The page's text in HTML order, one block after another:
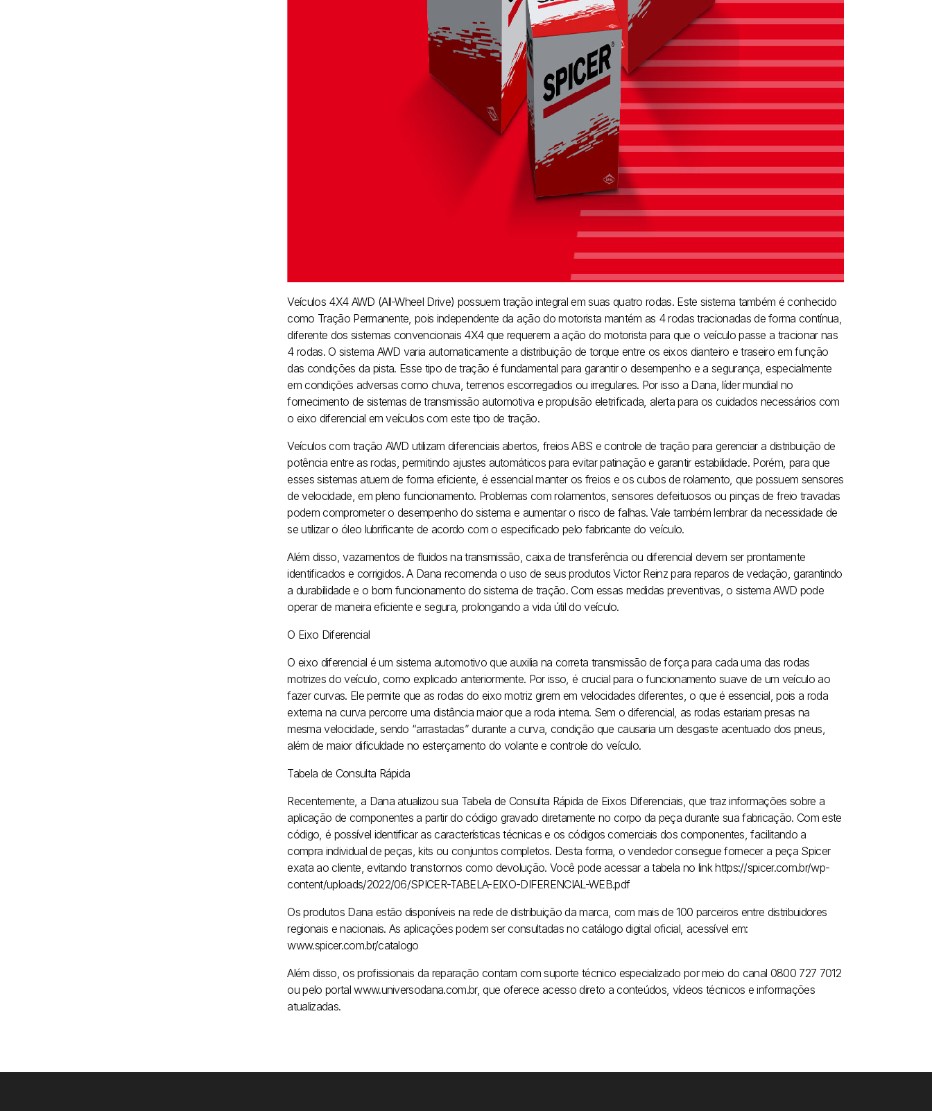
Veículos 4X4 AWD (All-Wheel Drive) possuem tração integral em suas quatro rodas. Este sistema também é conhecido
como Tração Permanente, pois independente da ação do motorista mantém as 4 rodas tracionadas de forma contínua,
diferente dos sistemas convencionais 4X4 que requerem a ação do motorista para que o veículo passe a tracionar nas
4 rodas. O sistema AWD varia automaticamente a distribuição de torque entre os eixos dianteiro e traseiro em função
das condições da pista. Esse tipo de tração é fundamental para garantir o desempenho e a segurança, especialmente
em condições adversas como chuva, terrenos escorregadios ou irregulares. Por isso a Dana, líder mundial no
fornecimento de sistemas de transmissão automotiva e propulsão eletrificada, alerta para os cuidados necessários com
o eixo diferencial em veículos com este tipo de tração.
Veículos com tração AWD utilizam diferenciais abertos, freios ABS e controle de tração para gerenciar a distribuição de
potência entre as rodas, permitindo ajustes automáticos para evitar patinação e garantir estabilidade. Porém, para que
esses sistemas atuem de forma eficiente, é essencial manter os freios e os cubos de rolamento, que possuem sensores
de velocidade, em pleno funcionamento. Problemas com rolamentos, sensores defeituosos ou pinças de freio travadas
podem comprometer o desempenho do sistema e aumentar o risco de falhas. Vale também lembrar da necessidade de
se utilizar o óleo lubrificante de acordo com o especificado pelo fabricante do veículo.
Além disso, vazamentos de fluidos na transmissão, caixa de transferência ou diferencial devem ser prontamente
identificados e corrigidos. A Dana recomenda o uso de seus produtos Victor Reinz para reparos de vedação, garantindo
a durabilidade e o bom funcionamento do sistema de tração. Com essas medidas preventivas, o sistema AWD pode
operar de maneira eficiente e segura, prolongando a vida útil do veículo.
O Eixo Diferencial
O eixo diferencial é um sistema automotivo que auxilia na correta transmissão de força para cada uma das rodas
motrizes do veículo, como explicado anteriormente. Por isso, é crucial para o funcionamento suave de um veículo ao
fazer curvas. Ele permite que as rodas do eixo motriz girem em velocidades diferentes, o que é essencial, pois a roda
externa na curva percorre uma distância maior que a roda interna. Sem o diferencial, as rodas estariam presas na
mesma velocidade, sendo “arrastadas” durante a curva, condição que causaria um desgaste acentuado dos pneus,
além de maior dificuldade no esterçamento do volante e controle do veículo.
Tabela de Consulta Rápida
Recentemente, a Dana atualizou sua Tabela de Consulta Rápida de Eixos Diferenciais, que traz informações sobre a
aplicação de componentes a partir do código gravado diretamente no corpo da peça durante sua fabricação. Com este
código, é possível identificar as características técnicas e os códigos comerciais dos componentes, facilitando a
compra individual de peças, kits ou conjuntos completos. Desta forma, o vendedor consegue fornecer a peça Spicer
exata ao cliente, evitando transtornos como devolução. Você pode acessar a tabela no link https://spicer.com.br/wp-
content/uploads/2022/06/SPICER-TABELA-EIXO-DIFERENCIAL-WEB.pdf
Os produtos Dana estão disponíveis na rede de distribuição da marca, com mais de 100 parceiros entre distribuidores
regionais e nacionais. As aplicações podem ser consultadas no catálogo digital oficial, acessível em:
www.spicer.com.br/catalogo
Além disso, os profissionais da reparação contam com suporte técnico especializado por meio do canal 0800 727 7012
ou pelo portal www.universodana.com.br, que oferece acesso direto a conteúdos, vídeos técnicos e informações
atualizadas.